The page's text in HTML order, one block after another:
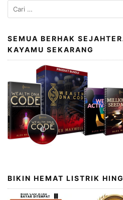
Cari
untuk:
SEMUA BERHAK
KAYAMU SEKARANG
BIKIN HEMAT LISTRIK